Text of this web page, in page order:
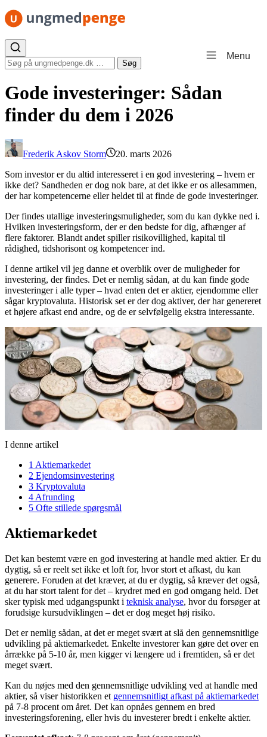
Spring til indhold
Menu
Søg efter: Søg
Gode investeringer: Sådan
finder du dem i 2026
Frederik Askov Storm
20. marts 2026
Som investor er du altid interesseret i en god investering – hvem er
ikke det? Sandheden er dog nok bare, at det ikke er os allesammen,
der har kompetencerne eller heldet til at finde de gode investeringer.
Der findes utallige investeringsmuligheder, som du kan dykke ned i.
Hvilken investeringsform, der er den bedste for dig, afhænger af
flere faktorer. Blandt andet spiller risikovillighed, kapital til
rådighed, tidshorisont og kompetencer ind.
I denne artikel vil jeg danne et overblik over de muligheder for
investering, der findes. Det er nemlig sådan, at du kan finde gode
investeringer i alle typer – hvad enten det er aktier, ejendomme eller
sågar kryptovaluta. Historisk set er der dog aktiver, der har genereret
et højere afkast end andre, og de er selvfølgelig ekstra interessante.
I denne artikel
1 Aktiemarkedet
2 Ejendomsinvestering
3 Kryptovaluta
4 Afrunding
5 Ofte stillede spørgsmål
Aktiemarkedet
Det kan bestemt være en god investering at handle med aktier. Er du
dygtig, så er reelt set ikke et loft for, hvor stort et afkast, du kan
generere. Foruden at det kræver, at du er dygtig, så kræver det også,
at du har stort talent for det – krydret med en god omgang held. Det
sker typisk med udgangspunkt i teknisk analyse, hvor du forsøger at
forudsige kursudviklingen – det er dog meget høj risiko.
Det er nemlig sådan, at det er meget svært at slå den gennemsnitlige
udvikling på aktiemarkedet. Enkelte investorer kan gøre det over en
årrække på 5-10 år, men kigger vi længere ud i fremtiden, så er det
meget svært.
Kan du nøjes med den gennemsnitlige udvikling ved at handle med
aktier, så viser historikken et gennemsnitligt afkast på aktiemarkedet
på 7-8 procent om året. Det kan opnåes gennem en bred
investeringsforening, eller hvis du investerer bredt i enkelte aktier.